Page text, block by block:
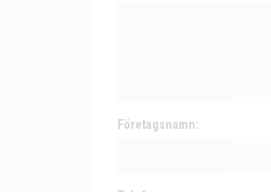
Företagsnamn: